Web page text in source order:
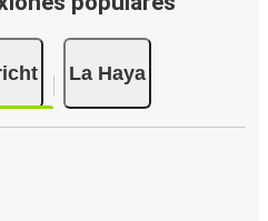
La Haya